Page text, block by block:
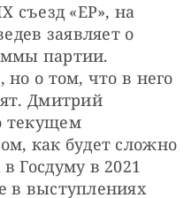
съезд «ЕР», на
заявляет о
партии.
о том, что в него
Дмитрий
текущем
как будет сложно
Госдуму в 2021
в выступлениях